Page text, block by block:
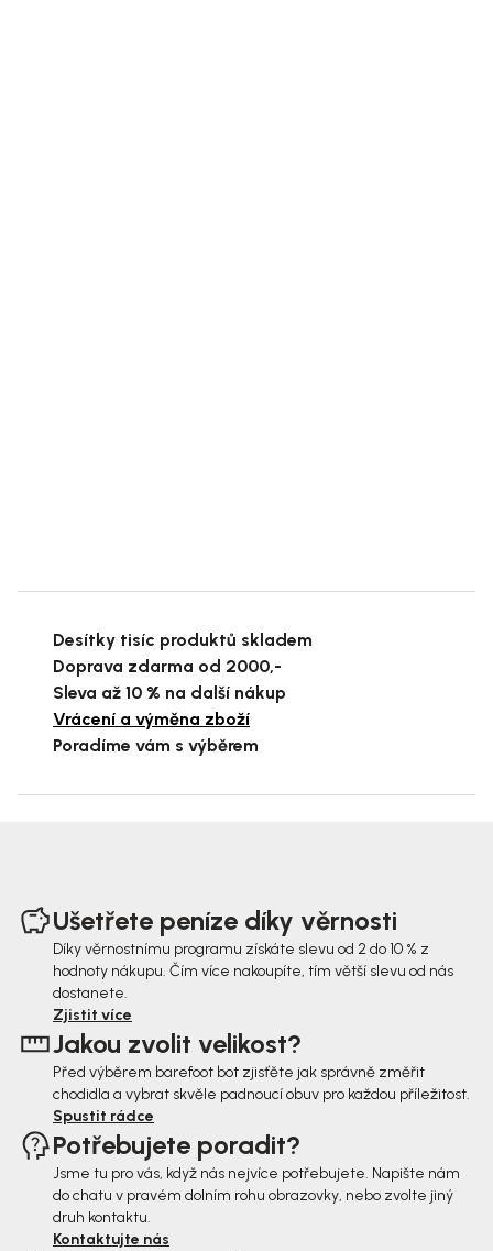
Desítky tisíc produktů skladem
Doprava zdarma od 2000,-
Sleva až 10 % na další nákup
Vrácení a výměna zboží
Poradíme vám s výběrem
Ušetřete peníze díky věrnosti
Díky věrnostnímu programu získáte slevu od 2 do 10 % z
hodnoty nákupu. Čím více nakoupíte, tím větší slevu od nás
dostanete.
Zjistit více
Jakou zvolit velikost?
Před výběrem barefoot bot zjisťěte jak správně změřit
chodidla a vybrat skvěle padnoucí obuv pro každou příležitost.
Spustit rádce
Potřebujete poradit?
Jsme tu pro vás, když nás nejvíce potřebujete. Napište nám
do chatu v pravém dolním rohu obrazovky, nebo zvolte jiný
druh kontaktu.
Kontaktujte nás